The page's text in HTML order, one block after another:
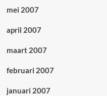
mei 2007
april 2007
maart 2007
februari 2007
januari 2007